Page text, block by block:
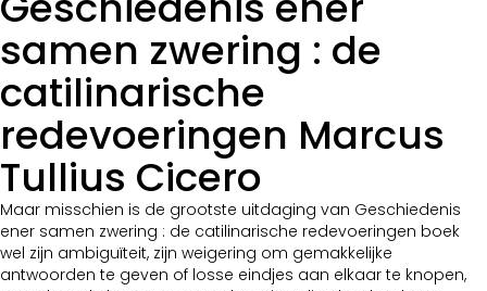
samen zwering : de
catilinarische
redevoeringen Marcus
Tullius Cicero
Maar misschien is de grootste uitdaging van Geschiedenis
ener samen zwering : de catilinarische redevoeringen boek
wel zijn ambiguïteit, zijn weigering om gemakkelijke
antwoorden te geven of losse eindjes aan elkaar te knopen,